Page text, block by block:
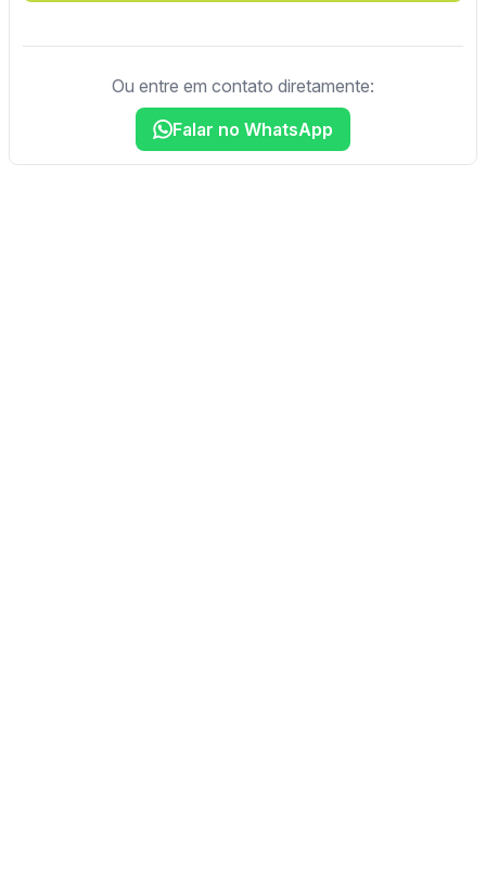
Ou entre em contato diretamente:
Falar no WhatsApp